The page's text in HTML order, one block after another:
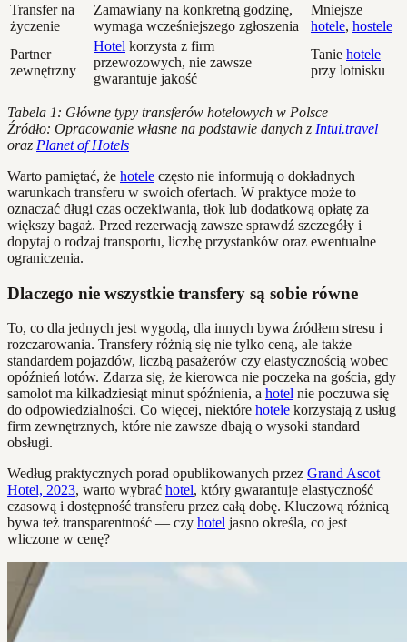
Transfer na
życzenie
Zamawiany na konkretną godzinę,
wymaga wcześniejszego zgłoszenia
Mniejsze
hotele, hostele
Partner
zewnętrzny
Hotel korzysta z firm
przewozowych, nie zawsze
gwarantuje jakość
Tanie hotele
przy lotnisku
Tabela 1: Główne typy transferów hotelowych w Polsce
Źródło: Opracowanie własne na podstawie danych z Intui.travel
oraz Planet of Hotels
Warto pamiętać, że hotele często nie informują o dokładnych
warunkach transferu w swoich ofertach. W praktyce może to
oznaczać długi czas oczekiwania, tłok lub dodatkową opłatę za
większy bagaż. Przed rezerwacją zawsze sprawdź szczegóły i
dopytaj o rodzaj transportu, liczbę przystanków oraz ewentualne
ograniczenia.
Dlaczego nie wszystkie transfery są sobie równe
To, co dla jednych jest wygodą, dla innych bywa źródłem stresu i
rozczarowania. Transfery różnią się nie tylko ceną, ale także
standardem pojazdów, liczbą pasażerów czy elastycznością wobec
opóźnień lotów. Zdarza się, że kierowca nie poczeka na gościa, gdy
samolot ma kilkadziesiąt minut spóźnienia, a hotel nie poczuwa się
do odpowiedzialności. Co więcej, niektóre hotele korzystają z usług
firm zewnętrznych, które nie zawsze dbają o wysoki standard
obsługi.
Według praktycznych porad opublikowanych przez Grand Ascot
Hotel, 2023, warto wybrać hotel, który gwarantuje elastyczność
czasową i dostępność transferu przez całą dobę. Kluczową różnicą
bywa też transparentność — czy hotel jasno określa, co jest
wliczone w cenę?